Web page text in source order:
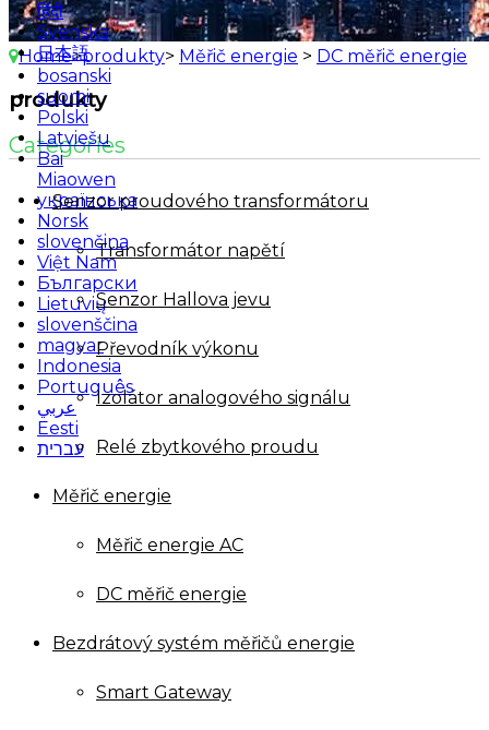
हिंदी
Svenska
日本語
bosanski
suomi
Polski
Latviešu
Bai
Miaowen
українська
Norsk
slovenčina
Việt Nam
Български
Lietuvių
slovenščina
magyar
Indonesia
Português
عربي
Eesti
עברית
Home>produkty> Měřič energie > DC měřič energie
produkty
Categories
Senzor proudového transformátoru
Transformátor napětí
Senzor Hallova jevu
Převodník výkonu
Izolátor analogového signálu
Relé zbytkového proudu
Měřič energie
Měřič energie AC
DC měřič energie
Bezdrátový systém měřičů energie
Smart Gateway